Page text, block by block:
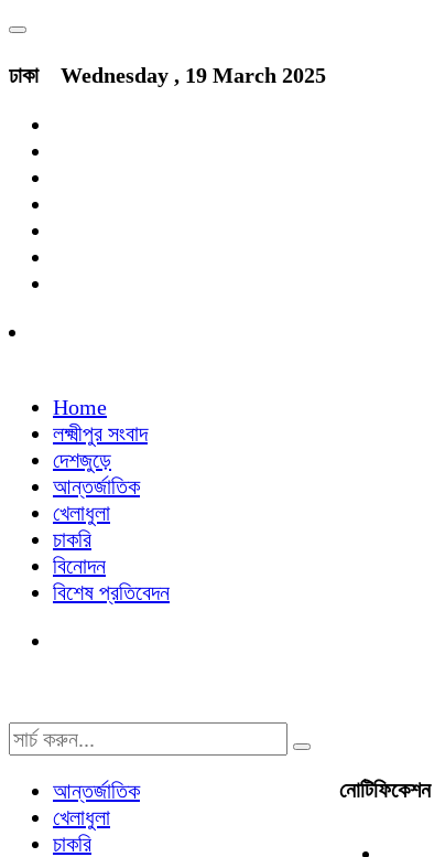
ঢাকা Wednesday , 19 March 2025
Home
লক্ষ্মীপুর সংবাদ
দেশজুড়ে
আন্তর্জাতিক
খেলাধুলা
চাকরি
বিনোদন
বিশেষ প্রতিবেদন
নোটিফিকেশন
আন্তর্জাতিক
খেলাধুলা
চাকরি